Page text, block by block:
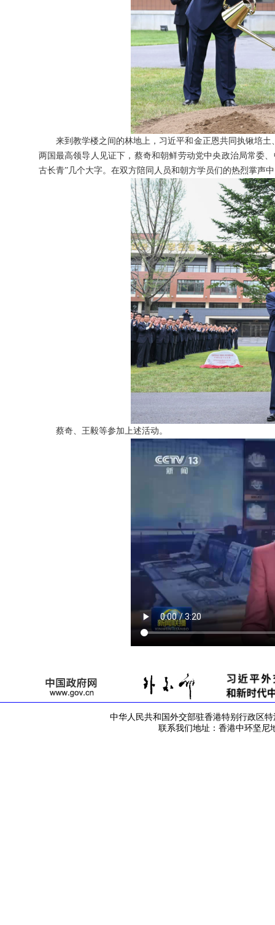
来到教学楼之间的林地上，习近平和金正恩共同执锹培
两国最高领导人见证下，蔡奇和朝鲜劳动党中央政治局常委
古长青”几个大字。在双方陪同人员和朝方学员们的热烈掌声
蔡奇、王毅等参加上述活动。
中华人民共和国外交部驻香港特别行政区特
联系我们地址：香港中环坚尼